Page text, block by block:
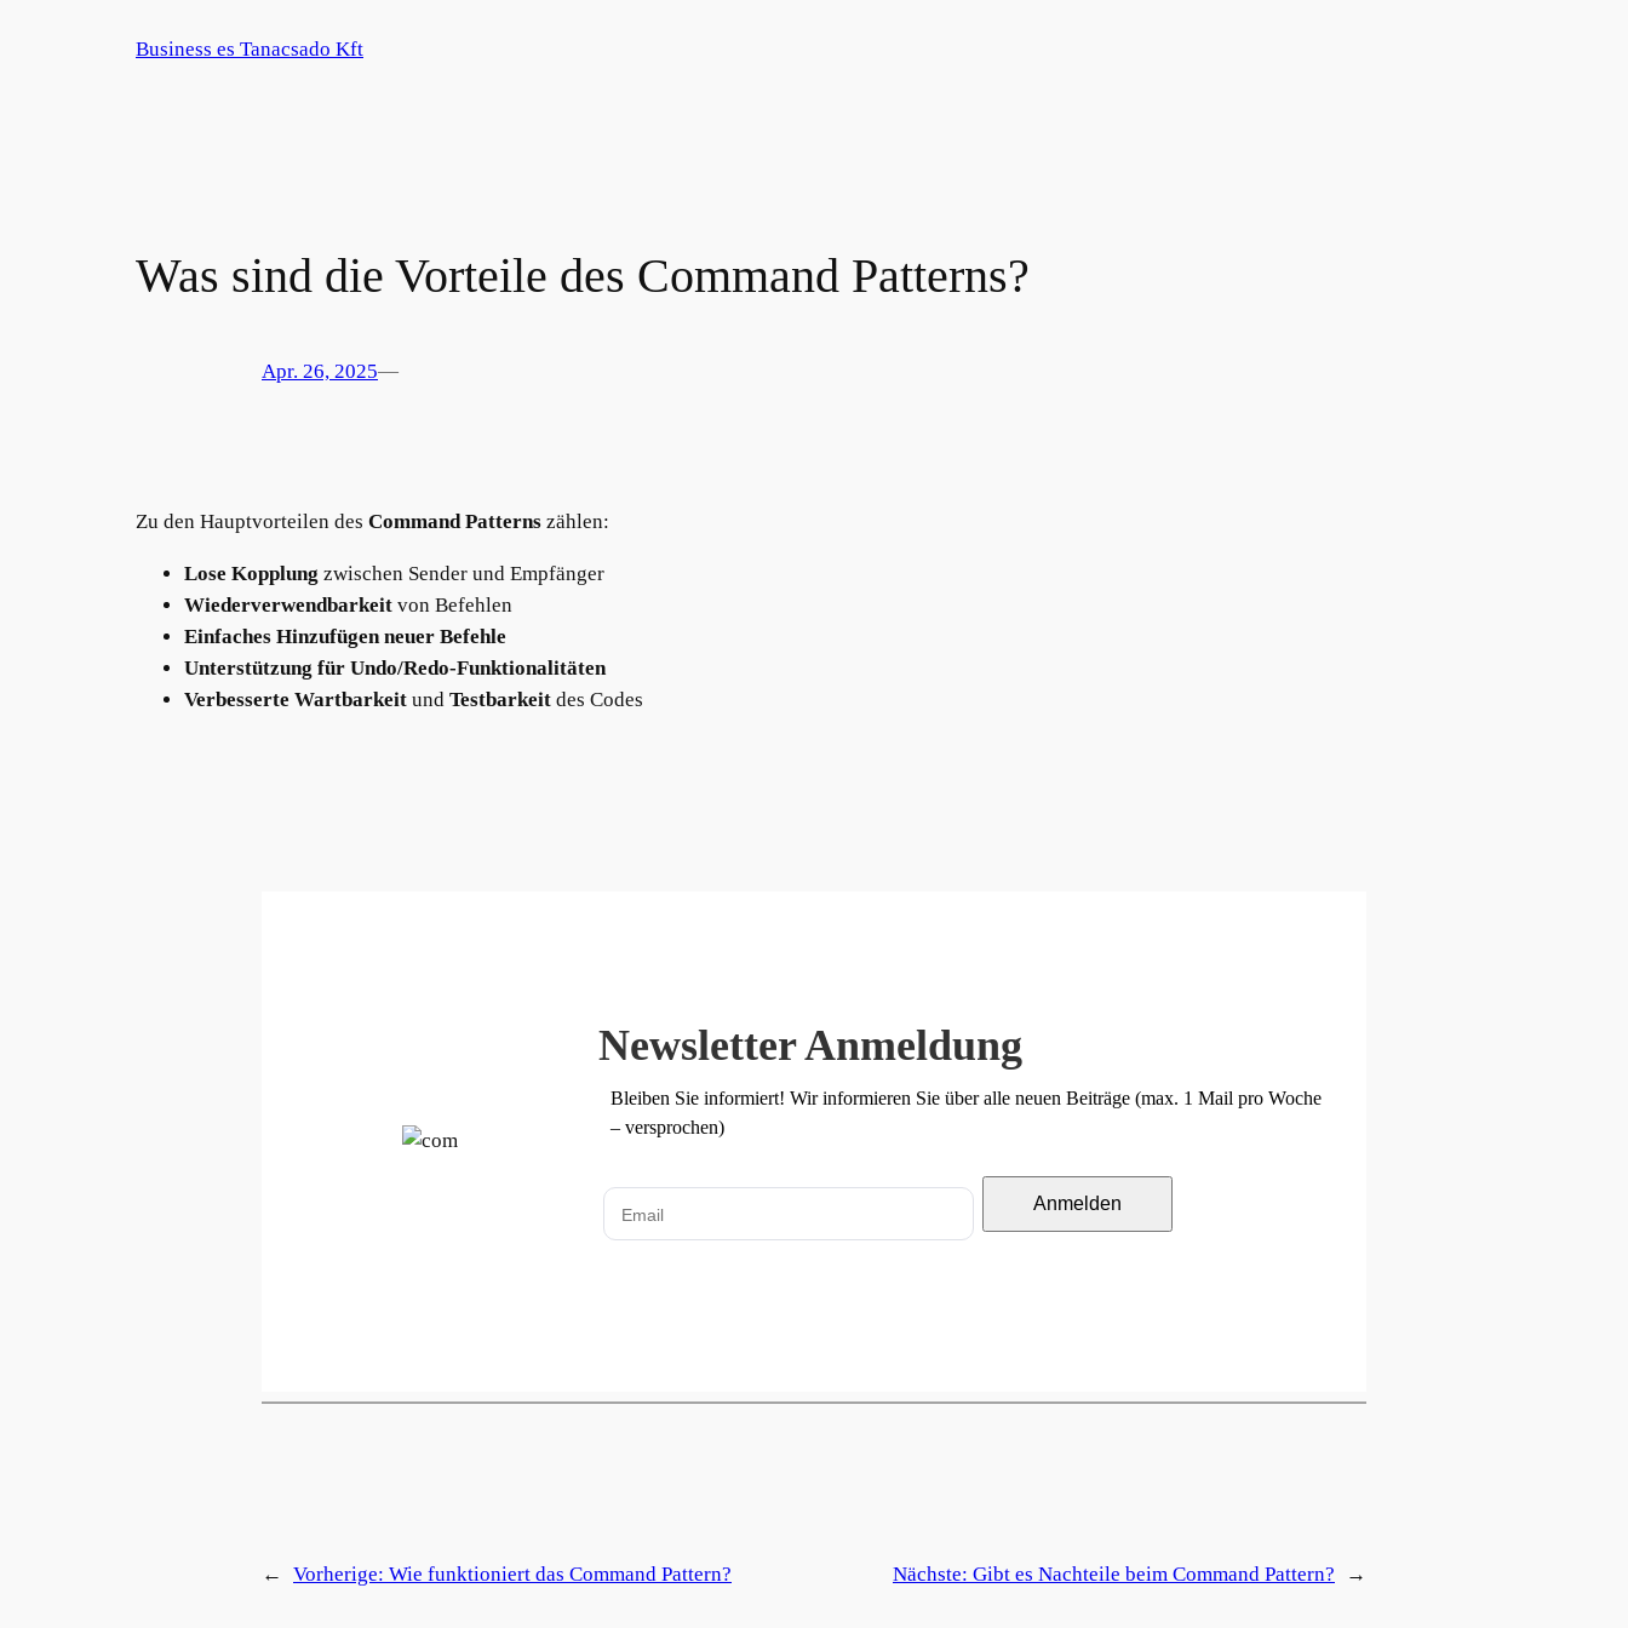
Business es Tanacsado Kft
Was sind die Vorteile des Command Patterns?
Apr. 26, 2025—
Zu den Hauptvorteilen des Command Patterns zählen:
Lose Kopplung zwischen Sender und Empfänger
Wiederverwendbarkeit von Befehlen
Einfaches Hinzufügen neuer Befehle
Unterstützung für Undo/Redo-Funktionalitäten
Verbesserte Wartbarkeit und Testbarkeit des Codes
Newsletter Anmeldung
Bleiben Sie informiert! Wir informieren Sie über alle neuen Beiträge (max. 1 Mail pro Woche
– versprochen)
Anmelden
← Vorherige: Wie funktioniert das Command Pattern? Nächste: Gibt es Nachteile beim Command Pattern? →